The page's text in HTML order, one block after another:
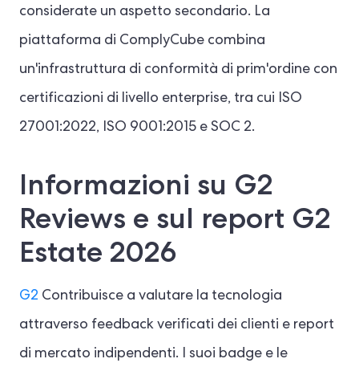
considerate un aspetto secondario. La
piattaforma di ComplyCube combina
un'infrastruttura di conformità di prim'ordine con
certificazioni di livello enterprise, tra cui ISO
27001:2022, ISO 9001:2015 e SOC 2.
Informazioni su G2
Reviews e sul report G2
Estate 2026
G2 Contribuisce a valutare la tecnologia
attraverso feedback verificati dei clienti e report
di mercato indipendenti. I suoi badge e le